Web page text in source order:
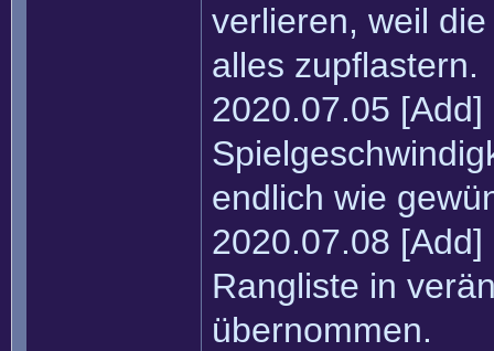
verlieren, weil
alles zupflastern.
2020.07.05 [Add]
endlich wie
2020.07.08
Rangliste in
übernommen.